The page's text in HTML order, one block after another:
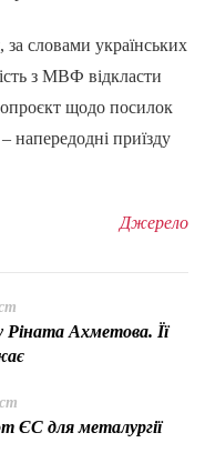
словами українських
з МВФ відкласти
щодо посилок
напередодні приїзду
Джерело
Ахметова. Її
ЄС для металургії